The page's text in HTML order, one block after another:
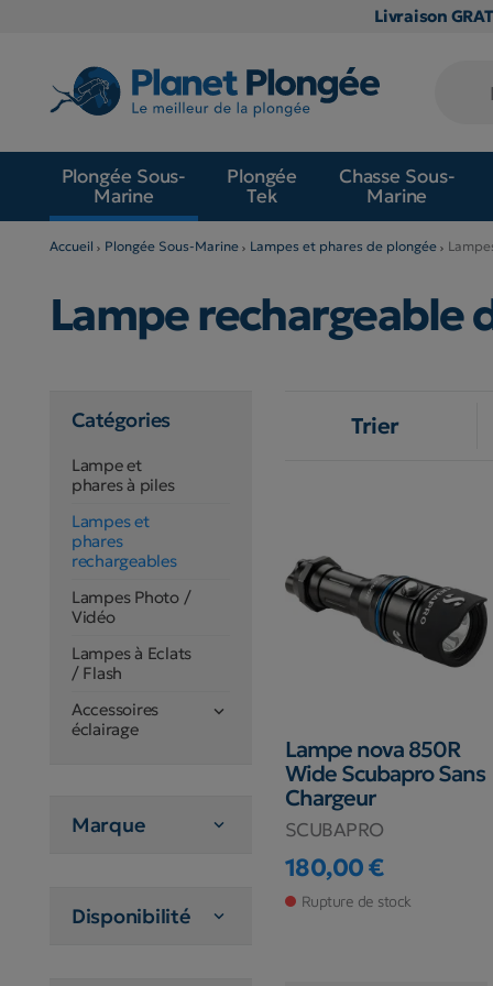
Livraison
Plongée Sous-
Marine
Plongée
Tek
Chasse Sous-
Marine
Accueil Plongée Sous-Marine Lampes et phares de plongée
Lampe rechargeable
Catégories
Lampe et
phares à piles
Lampes et
phares
rechargeables
Lampes Photo /
Vidéo
Lampes à Eclats
/ Flash
Accessoires
éclairage

Marque 
Disponibilité 
Trier
Lampe nova 850R
Wide Scubapro Sans
Chargeur
SCUBAPRO
Prix
180,00 €
Rupture de stock